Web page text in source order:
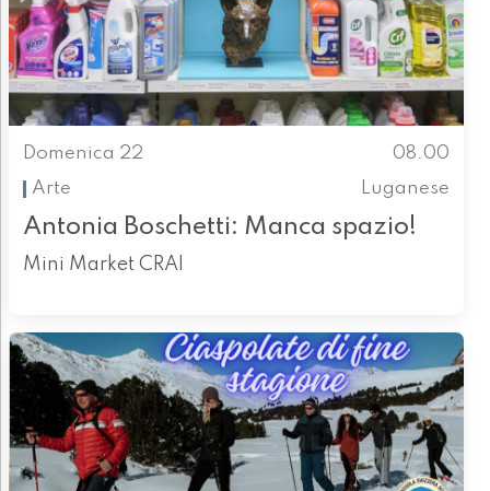
Domenica 22
08.00
Arte
Luganese
Antonia Boschetti: Manca spazio!
Mini Market CRAI